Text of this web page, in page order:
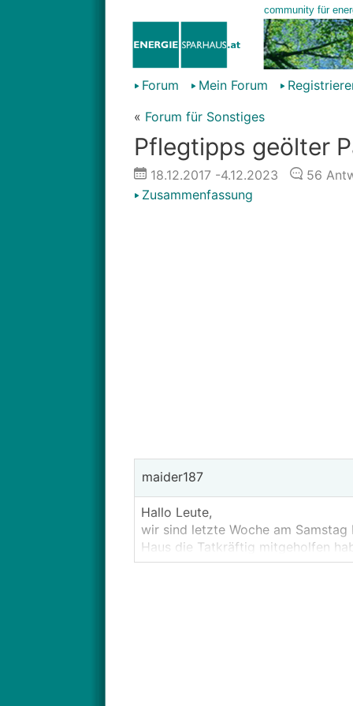
Forum Mein Forum
« Forum für Sonstiges
Pflegtipps geölter
18.12.2017 -4.12.2023 56
Zusammenfassung
maider187
Hallo Leute,
wir sind letzte Woche am
Haus die Tatkräftig mitgeholfen
das ja aushalten sonst hätte er